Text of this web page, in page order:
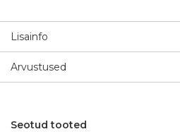
Lisainfo
Arvustused
Seotud tooted